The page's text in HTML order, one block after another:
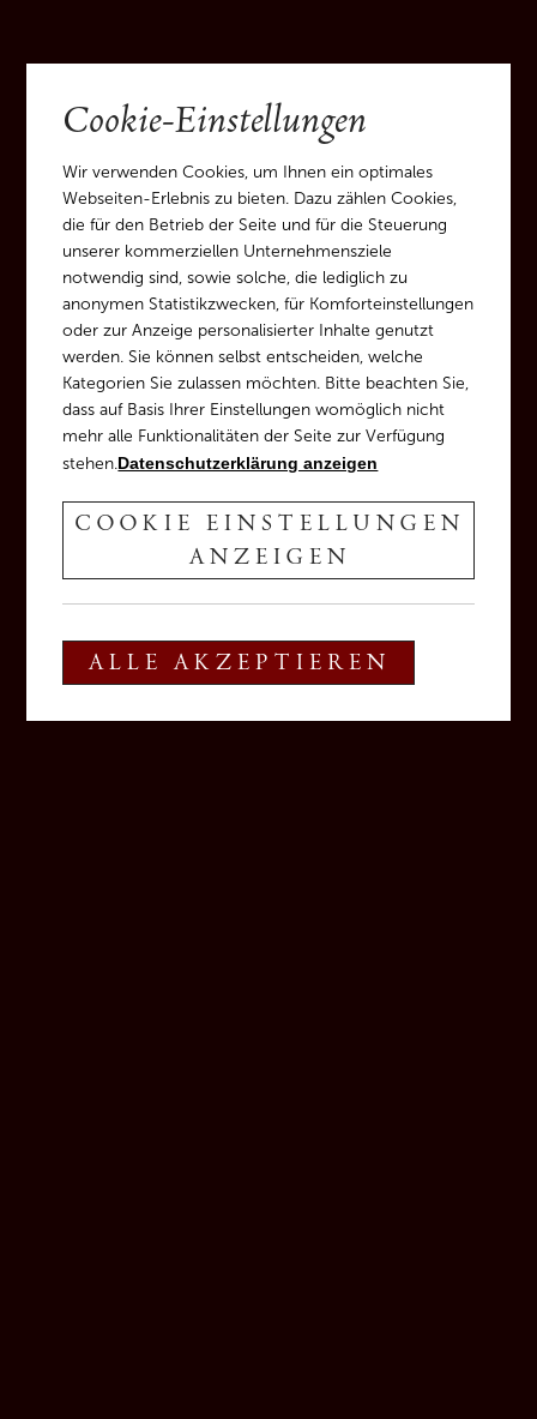
Cookie-Einstellungen
Wir verwenden Cookies, um Ihnen ein optimales
Webseiten-Erlebnis zu bieten. Dazu zählen Cookies,
die für den Betrieb der Seite und für die Steuerung
unserer kommerziellen Unternehmensziele
notwendig sind, sowie solche, die lediglich zu
anonymen Statistikzwecken, für Komforteinstellungen
oder zur Anzeige personalisierter Inhalte genutzt
werden. Sie können selbst entscheiden, welche
Kategorien Sie zulassen möchten. Bitte beachten Sie,
dass auf Basis Ihrer Einstellungen womöglich nicht
mehr alle Funktionalitäten der Seite zur Verfügung
stehen.Datenschutzerklärung anzeigen
COOKIE EINSTELLUNGEN
ANZEIGEN
ALLE AKZEPTIEREN